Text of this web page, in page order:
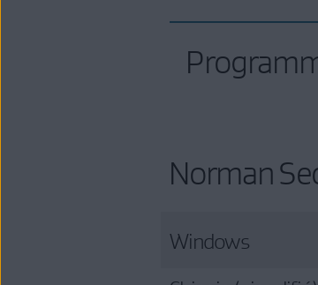
Norman
Windows